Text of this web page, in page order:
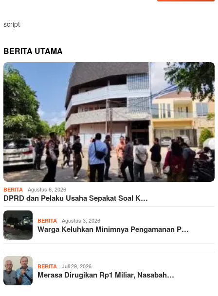
script
BERITA UTAMA
BERITA Agustus 6, 2026
DPRD dan Pelaku Usaha Sepakat Soal K…
BERITA Agustus 3, 2026
Warga Keluhkan Minimnya Pengamanan P…
BERITA Juli 29, 2026
Merasa Dirugikan Rp1 Miliar, Nasabah…